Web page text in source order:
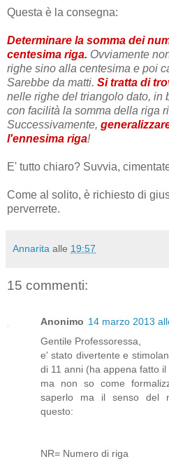
Questa è la consegna:
Determinare la somma dei
centesima riga. Ovviamente
righe sino alla centesima e poi
Sarebbe da matti. Si tratta di
nelle righe del triangolo dato, in
con facilità la somma della riga
Successivamente,
l'ennesima riga!
E' tutto chiaro? Suvvia,
Come al solito, è richiesto di
perverrete.
Annarita alle 19:57
15 commenti:
Anonimo 14 marzo 2013
Gentile Professoressa,
e' stato divertente e
di 11 anni (ha appena fatto
ma non so come
saperlo ma il senso del
questo:
NR= Numero di riga